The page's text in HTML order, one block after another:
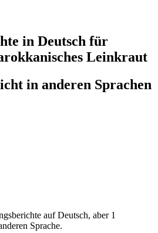
in Deutsch für
Leinkraut
in anderen Sprachen
auf Deutsch, aber 1
Sprache.